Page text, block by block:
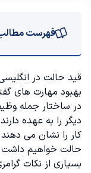
فهرست
قید حالت در
حالت اول برای
حالت دوم انواع
حالت سوم برای
قید حالت در
بهبود مهارت های
در ساختار جمله
دیگر را به عهده
کار را نشان می
حالت خواهیم
بسیاری از نکات